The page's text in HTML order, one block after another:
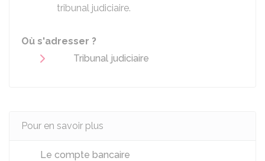
tribunal judiciaire.
Où s'adresser ?
Tribunal judiciaire
Pour en savoir plus
Le compte bancaire